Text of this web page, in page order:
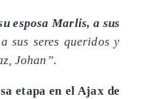
esposa Marlis, a sus
, a sus seres queridos y
Johan”.
etapa en el Ajax de